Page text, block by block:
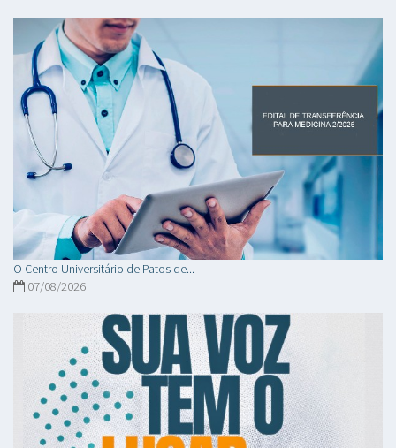
O Centro Universitário de Patos de...
07/08/2026